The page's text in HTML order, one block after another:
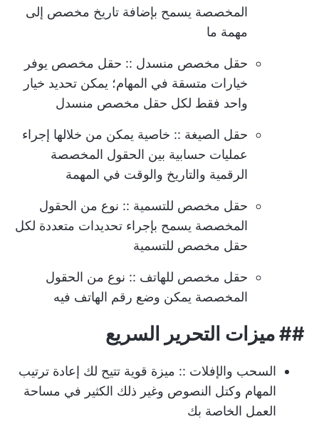
المخصصة يسمح بإضافة تاريخ مخصص إلى
مهمة ما
حقل مخصص منسدل :: حقل مخصص يوفر
خيارات متسقة في المهام؛ يمكن تحديد خيار
واحد فقط لكل حقل مخصص منسدل
حقل الصيغة :: خاصية يمكن من خلالها إجراء
عمليات حسابية بين الحقول المخصصة
الرقمية والتاريخ والوقت في المهمة
حقل مخصص للتسمية :: نوع من الحقول
المخصصة يسمح بإجراء تحديدات متعددة لكل
حقل مخصص للتسمية
حقل مخصص للهاتف :: نوع من الحقول
المخصصة يمكن وضع رقم الهاتف فيه
##ميزات التحرير السريع
السحب والإفلات :: ميزة قوية تتيح لك إعادة ترتيب
المهام وكتل النصوص وغير ذلك الكثير في مساحة
العمل الخاصة بك